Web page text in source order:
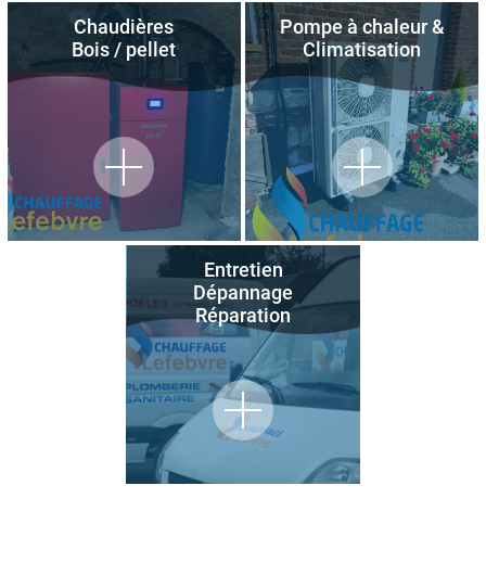
Chaudières
Bois / pellet
Pompe à chaleur &
Climatisation
Entretien
Dépannage
Réparation